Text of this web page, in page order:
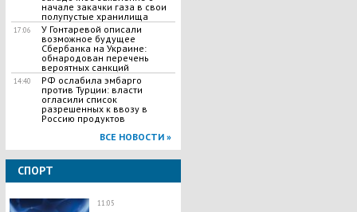
начале закачки газа в свои
полупустые хранилища
17:06
У Гонтаревой описали
возможное будущее
Сбербанка на Украине:
обнародован перечень
вероятных санкций
14:40
РФ ослабила эмбарго
против Турции: власти
огласили список
разрешенных к ввозу в
Россию продуктов
ВСЕ НОВОСТИ »
СПОРТ
11:05